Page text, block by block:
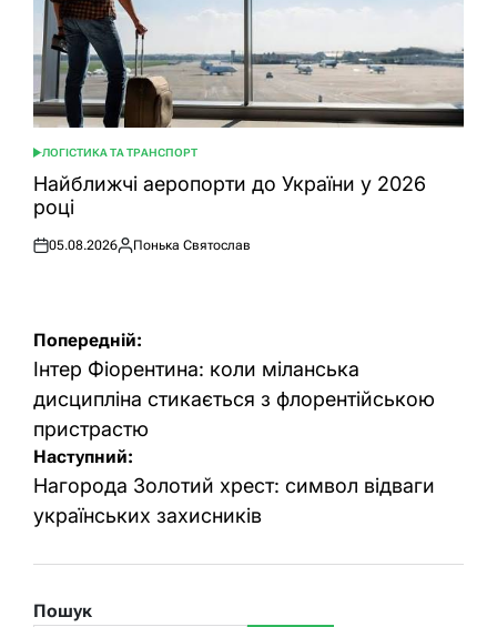
ОПУБЛІКУВАТИ
У
ЛОГІСТИКА ТА ТРАНСПОРТ
Найближчі аеропорти до України у 2026
році
Оприлюднено
05.08.2026
Опубліковано
Понька Святослав
Навігація
записів
Попередній:
Інтер Фіорентина: коли міланська
дисципліна стикається з флорентійською
пристрастю
Наступний:
Нагорода Золотий хрест: символ відваги
українських захисників
Пошук